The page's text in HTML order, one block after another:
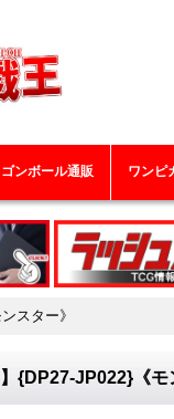
ゴンボール通販 ワンピ
スター》
{DP27-JP022}《モ